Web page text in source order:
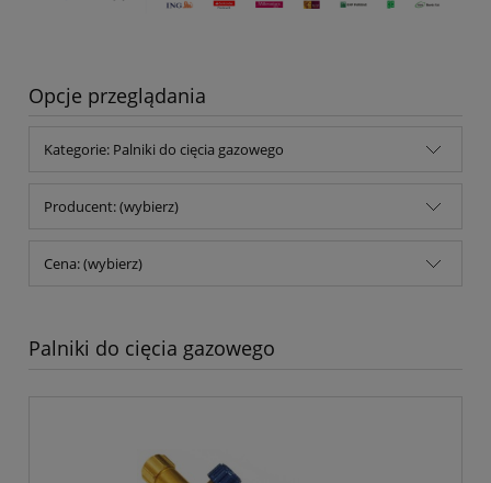
Opcje przeglądania
Kategorie: Palniki do cięcia gazowego
Producent: (wybierz)
Cena: (wybierz)
Palniki do cięcia gazowego